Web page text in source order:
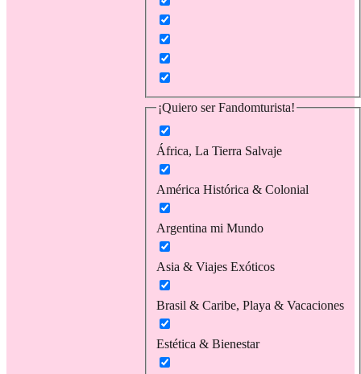
¡Quiero ser Fandomturista!
África, La Tierra Salvaje
América Histórica & Colonial
Argentina mi Mundo
Asia & Viajes Exóticos
Brasil & Caribe, Playa & Vacaciones
Estética & Bienestar